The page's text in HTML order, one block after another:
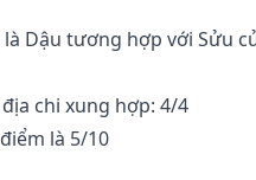
Dậu tương hợp với Sửu
chi xung hợp: 4/4
là 5/10